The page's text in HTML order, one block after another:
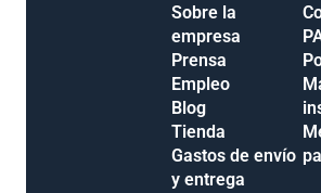
Sobre la
empresa
Prensa
Empleo
Blog
Tienda
Gastos de envío
y entrega